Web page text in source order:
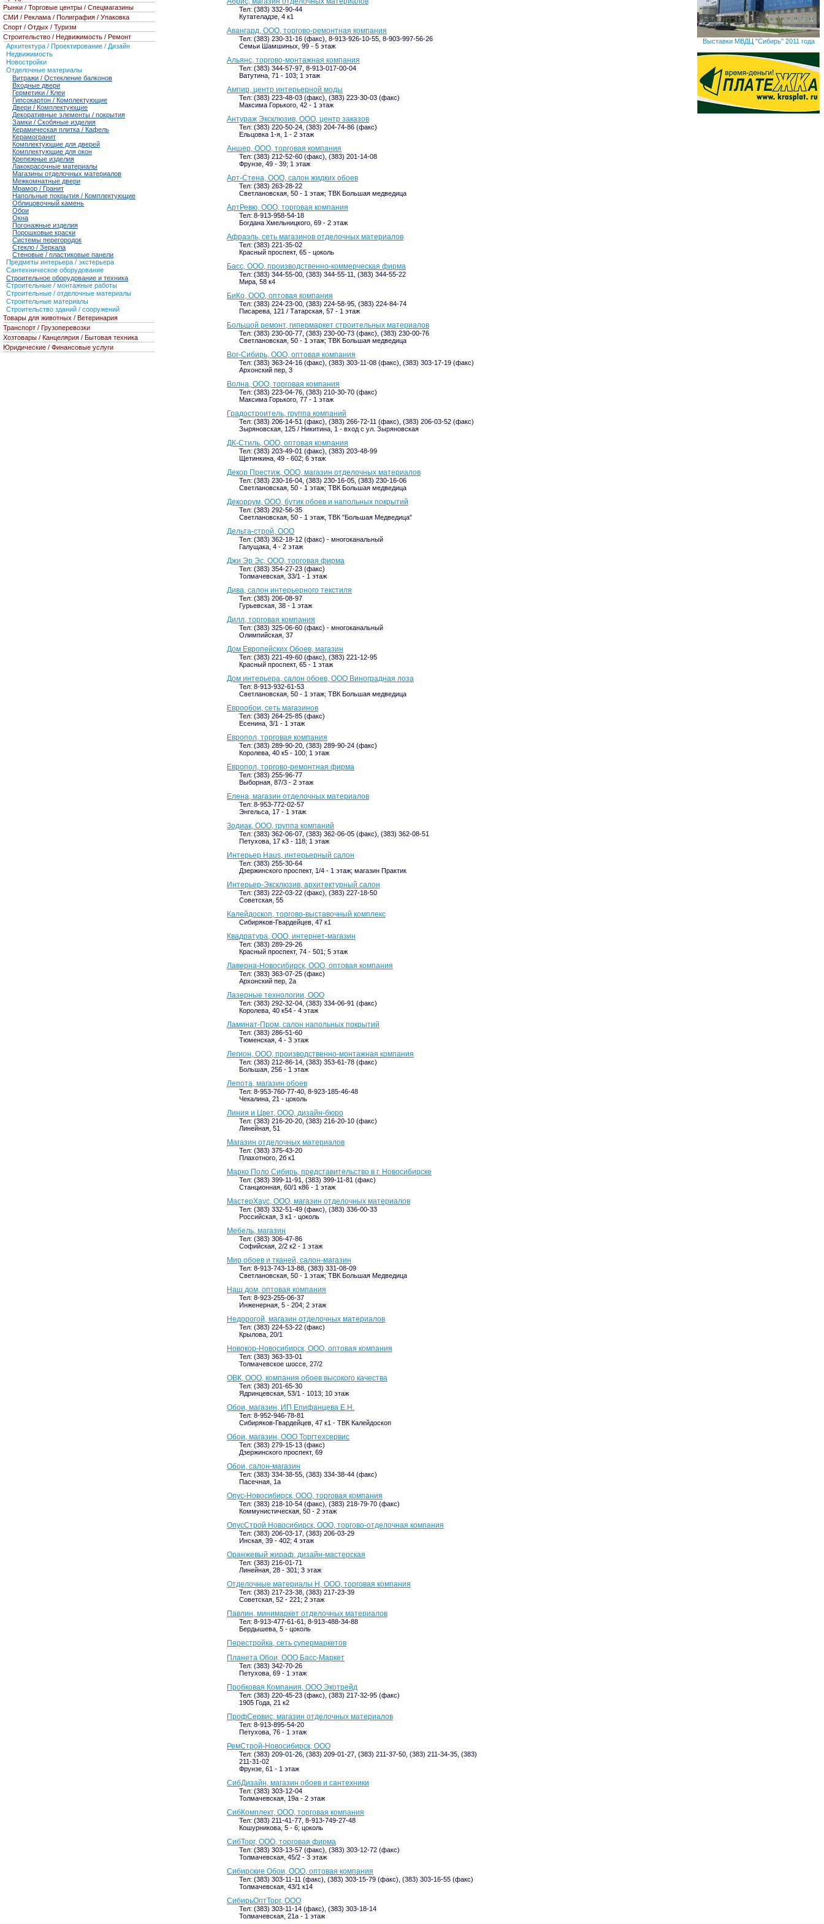
Тел: (383) 332-90-44
Кутателадзе, 4 к1
Авангард, ООО, торгово-ремонтная компания
Тел: (383) 230-31-16 (факс), 8-913-926-10-55, 8-903-997-56-26
Семьи Шамшиных, 99 - 5 этаж
Альянс, торгово-монтажная компания
Тел: (383) 344-57-97, 8-913-017-00-04
Ватутина, 71 - 103; 1 этаж
Ампир, центр интерьерной моды
Тел: (383) 223-48-03 (факс), (383) 223-30-03 (факс)
Максима Горького, 42 - 1 этаж
Антураж Эксклюзив, ООО, центр заказов
Тел: (383) 220-50-24, (383) 204-74-86 (факс)
Ельцовка 1-я, 1 - 2 этаж
Аншер, ООО, торговая компания
Тел: (383) 212-52-60 (факс), (383) 201-14-08
Фрунзе, 49 - 39; 1 этаж
Арт-Стена, ООО, салон жидких обоев
Тел: (383) 263-28-22
Светлановская, 50 - 1 этаж; ТВК Большая медведица
АртРевю, ООО, торговая компания
Тел: 8-913-958-54-18
Богдана Хмельницкого, 69 - 2 этаж
Афраэль, сеть магазинов отделочных материалов
Тел: (383) 221-35-02
Красный проспект, 65 - цоколь
Басс, ООО, производственно-коммерческая фирма
Тел: (383) 344-55-00, (383) 344-55-11, (383) 344-55-22
Мира, 58 к4
БиКо, ООО, оптовая компания
Тел: (383) 224-23-00, (383) 224-58-95, (383) 224-84-74
Писарева, 121 / Татарская, 57 - 1 этаж
Большой ремонт, гипермаркет строительных материалов
Тел: (383) 230-00-77, (383) 230-00-73 (факс), (383) 230-00-76
Светлановская, 50 - 1 этаж; ТВК Большая медведица
Вог-Сибирь, ООО, оптовая компания
Тел: (383) 363-24-16 (факс), (383) 303-11-08 (факс), (383) 303-17-19 (факс)
Архонский пер, 3
Волна, ООО, торговая компания
Тел: (383) 223-04-76, (383) 210-30-70 (факс)
Максима Горького, 77 - 1 этаж
Градостроитель, группа компаний
Тел: (383) 206-14-51 (факс), (383) 266-72-11 (факс), (383) 206-03-52 (факс)
Зыряновская, 125 / Никитина, 1 - вход с ул. Зыряновская
ДК-Стиль, ООО, оптовая компания
Тел: (383) 203-49-01 (факс), (383) 203-48-99
Щетинкина, 49 - 602; 6 этаж
Декор Престиж, ООО, магазин отделочных материалов
Тел: (383) 230-16-04, (383) 230-16-05, (383) 230-16-06
Светлановская, 50 - 1 этаж; ТВК Большая медведица
Декоррум, ООО, бутик обоев и напольных покрытий
Тел: (383) 292-56-35
Светлановская, 50 - 1 этаж, ТВК "Большая Медведица"
Дельта-строй, ООО
Тел: (383) 362-18-12 (факс) - многоканальный
Галущака, 4 - 2 этаж
Джи Эр Эс, ООО, торговая фирма
Тел: (383) 354-27-23 (факс)
Толмачевская, 33/1 - 1 этаж
Дива, салон интерьерного текстиля
Тел: (383) 206-08-97
Гурьевская, 38 - 1 этаж
Дилл, торговая компания
Тел: (383) 325-06-60 (факс) - многоканальный
Олимпийская, 37
Дом Европейских Обоев, магазин
Тел: (383) 221-49-60 (факс), (383) 221-12-95
Красный проспект, 65 - 1 этаж
Дом интерьера, салон обоев, ООО Виноградная лоза
Тел: 8-913-932-61-53
Светлановская, 50 - 1 этаж; ТВК Большая медведица
Еврообои, сеть магазинов
Тел: (383) 264-25-85 (факс)
Есенина, 3/1 - 1 этаж
Европол, торговая компания
Тел: (383) 289-90-20, (383) 289-90-24 (факс)
Королева, 40 к5 - 100; 1 этаж
Европол, торгово-ремонтная фирма
Тел: (383) 255-96-77
Выборная, 87/3 - 2 этаж
Елена, магазин отделочных материалов
Тел: 8-953-772-02-57
Энгельса, 17 - 1 этаж
Зодиак, ООО, группа компаний
Тел: (383) 362-06-07, (383) 362-06-05 (факс), (383) 362-08-51
Петухова, 17 к3 - 118; 1 этаж
Интерьер Haus, интерьерный салон
Тел: (383) 255-30-64
Дзержинского проспект, 1/4 - 1 этаж; магазин Практик
Интерьер-Эксклюзив, архитектурный салон
Тел: (383) 222-03-22 (факс), (383) 227-18-50
Советская, 55
Калейдоскоп, торгово-выставочный комплекс
Сибиряков-Гвардейцев, 47 к1
Квадратура, ООО, интернет-магазин
Тел: (383) 289-29-26
Красный проспект, 74 - 501; 5 этаж
Лаверна-Новосибирск, ООО, оптовая компания
Тел: (383) 363-07-25 (факс)
Архонский пер, 2а
Лазерные технологии, ООО
Тел: (383) 292-32-04, (383) 334-06-91 (факс)
Королева, 40 к54 - 4 этаж
Ламинат-Пром, салон напольных покрытий
Тел: (383) 286-51-60
Тюменская, 4 - 3 этаж
Легион, ООО, производственно-монтажная компания
Тел: (383) 212-86-14, (383) 353-61-78 (факс)
Большая, 256 - 1 этаж
Лепота, магазин обоев
Тел: 8-953-760-77-40, 8-923-185-46-48
Чекалина, 21 - цоколь
Линия и Цвет, ООО, дизайн-бюро
Тел: (383) 216-20-20, (383) 216-20-10 (факс)
Линейная, 51
Магазин отделочных материалов
Тел: (383) 375-43-20
Плахотного, 2б к1
Марко Поло Сибирь, представительство в г. Новосибирске
Тел: (383) 399-11-91, (383) 399-11-81 (факс)
Станционная, 60/1 к86 - 1 этаж
МастерХаус, ООО, магазин отделочных материалов
Тел: (383) 332-51-49 (факс), (383) 336-00-33
Российская, 3 к1 - цоколь
Мебель, магазин
Тел: (383) 306-47-86
Софийская, 2/2 к2 - 1 этаж
Мир обоев и тканей, салон-магазин
Тел: 8-913-743-13-88, (383) 331-08-09
Светлановская, 50 - 1 этаж; ТВК Большая Медведица
Наш дом, оптовая компания
Тел: 8-923-255-06-37
Инженерная, 5 - 204; 2 этаж
Недорогой, магазин отделочных материалов
Тел: (383) 224-53-22 (факс)
Крылова, 20/1
Новокор-Новосибирск, ООО, оптовая компания
Тел: (383) 363-33-01
Толмачевское шоссе, 27/2
ОВК, ООО, компания обоев высокого качества
Тел: (383) 201-65-30
Ядринцевская, 53/1 - 1013; 10 этаж
Обои, магазин, ИП Епифанцева Е.Н.
Тел: 8-952-946-78-81
Сибиряков-Гвардейцев, 47 к1 - ТВК Калейдоскоп
Обои, магазин, ООО Торгтехсервис
Тел: (383) 279-15-13 (факс)
Дзержинского проспект, 69
Обои, салон-магазин
Тел: (383) 334-38-55, (383) 334-38-44 (факс)
Пасечная, 1а
Опус-Новосибирск, ООО, торговая компания
Тел: (383) 218-10-54 (факс), (383) 218-79-70 (факс)
Коммунистическая, 50 - 2 этаж
ОпусСтрой Новосибирск, ООО, торгово-отделочная компания
Тел: (383) 206-03-17, (383) 206-03-29
Инская, 39 - 402; 4 этаж
Оранжевый жираф, дизайн-мастерская
Тел: (383) 216-01-71
Линейная, 28 - 301; 3 этаж
Отделочные материалы Н, ООО, торговая компания
Тел: (383) 217-23-38, (383) 217-23-39
Советская, 52 - 221; 2 этаж
Павлин, минимаркет отделочных материалов
Тел: 8-913-477-61-61, 8-913-488-34-88
Бердышева, 5 - цоколь
Перестройка, сеть супермаркетов
Планета Обои, ООО Басс-Маркет
Тел: (383) 342-70-26
Петухова, 69 - 1 этаж
Пробковая Компания, ООО Экотрейд
Тел: (383) 220-45-23 (факс), (383) 217-32-95 (факс)
1905 Года, 21 к2
ПрофСервис, магазин отделочных материалов
Тел: 8-913-895-54-20
Петухова, 76 - 1 этаж
РемСтрой-Новосибирск, ООО
Тел: (383) 209-01-26, (383) 209-01-27, (383) 211-37-50, (383) 211-34-35, (383)
211-31-02
Фрунзе, 61 - 1 этаж
СибДизайн, магазин обоев и сантехники
Тел: (383) 303-12-04
Толмачевская, 19а - 2 этаж
СибКомплект, ООО, торговая компания
Тел: (383) 211-41-77, 8-913-749-27-48
Кошурникова, 5 - 6; цоколь
СибТорг, ООО, торговая фирма
Тел: (383) 303-13-57 (факс), (383) 303-12-72 (факс)
Толмачевская, 45/2 - 3 этаж
Сибирские Обои, ООО, оптовая компания
Тел: (383) 303-11-11 (факс), (383) 303-15-79 (факс), (383) 303-16-55 (факс)
Толмачевская, 43/1 к14
СибирьОптТорг, ООО
Тел: (383) 303-11-14 (факс), (383) 303-18-14
Толмачевская, 21а - 1 этаж
Рынки / Торговые центры / Спецмагазины
СМИ / Реклама / Полиграфия / Упаковка
Спорт / Отдых / Туризм
Строительство / Недвижимость / Ремонт
Архитектура / Проектирование / Дизайн
Недвижимость
Новостройки
Отделочные материалы
Витражи / Остекление балконов
Входные двери
Герметики / Клеи
Гипсокартон / Комплектующие
Двери / Комплектующие
Декоративные элементы / покрытия
Замки / Скобяные изделия
Керамическая плитка / Кафель
Керамогранит
Комплектующие для дверей
Комплектующие для окон
Крепежные изделия
Лакокрасочные материалы
Магазины отделочных материалов
Межкомнатные двери
Мрамор / Гранит
Напольные покрытия / Комплектующие
Облицовочный камень
Обои
Окна
Погонажные изделия
Порошковые краски
Системы перегородок
Стекло / Зеркала
Стеновые / пластиковые панели
Предметы интерьера / экстерьера
Сантехническое оборудование
Строительное оборудование и техника
Строительные / монтажные работы
Строительные / отделочные материалы
Строительные материалы
Строительство зданий / сооружений
Товары для животных / Ветеринария
Транспорт / Грузоперевозки
Хозтовары / Канцелярия / Бытовая техника
Юридические / Финансовые услуги
Выставки МВДЦ "Сибирь" 2011 года